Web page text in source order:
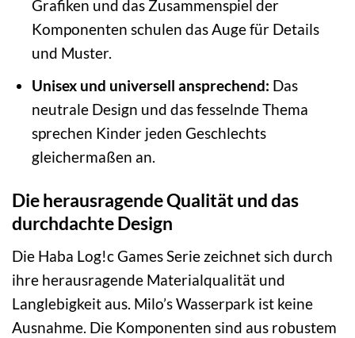
Grafiken und das Zusammenspiel der
Komponenten schulen das Auge für Details
und Muster.
Unisex und universell ansprechend: Das
neutrale Design und das fesselnde Thema
sprechen Kinder jeden Geschlechts
gleichermaßen an.
Die herausragende Qualität und das
durchdachte Design
Die Haba Log!c Games Serie zeichnet sich durch
ihre herausragende Materialqualität und
Langlebigkeit aus. Milo’s Wasserpark ist keine
Ausnahme. Die Komponenten sind aus robustem